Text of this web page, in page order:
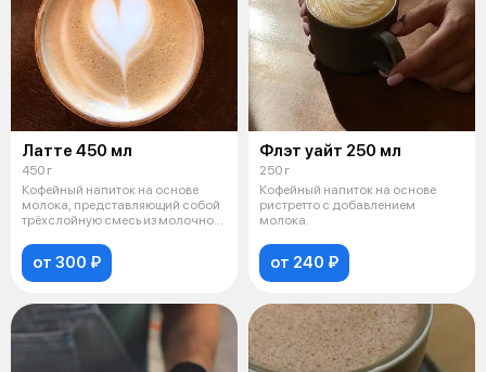
Латте 450 мл
450 г
Кофейный напиток на основе
молока, представляющий собой
трёхслойную смесь из молочной
от 300 ₽
Флэт уайт 250 мл
250 г
Кофейный напиток на основе
ристретто с добавлением
молока.
от 240 ₽